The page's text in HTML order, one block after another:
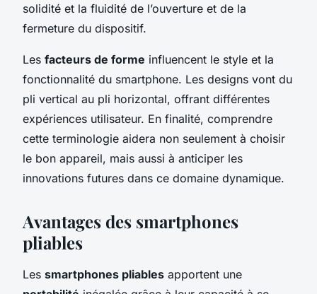
solidité et la fluidité de l’ouverture et de la
fermeture du dispositif.
Les facteurs de forme influencent le style et la
fonctionnalité du smartphone. Les designs vont du
pli vertical au pli horizontal, offrant différentes
expériences utilisateur. En finalité, comprendre
cette terminologie aidera non seulement à choisir
le bon appareil, mais aussi à anticiper les
innovations futures dans ce domaine dynamique.
Avantages des smartphones
pliables
Les smartphones pliables apportent une